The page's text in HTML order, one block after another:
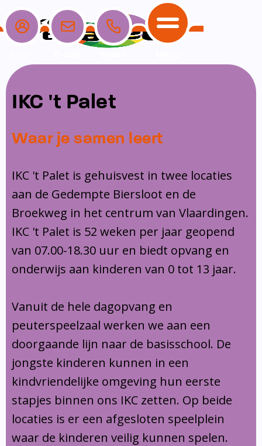
Home
School
Ons team
Schoolgids
Leerlingenzorg
Privacy
Vakanties en lesvrije dagen
Ouders
Ouders
Overblijf
Ouderraad
Medezeggenschapsraad
Klachtenregeling
Opvang
Opvang
Peuterspeelzaal
Buitenschoolse opvang
Communicatie
Communicatie
Contact
IKC 't Palet
Waar je samen leert
IKC 't Palet is gehuisvest in twee locaties
aan de Gedempte Biersloot en de
Broekweg in het centrum van Vlaardingen.
IKC 't Palet is 52 weken per jaar geopend
van 07.00-18.30 uur en biedt opvang en
onderwijs aan kinderen van 0 tot 13 jaar.
Vanuit de hele dagopvang en
peuterspeelzaal werken we aan een
doorgaande lijn naar de basisschool. De
jongste kinderen kunnen in een
kindvriendelijke omgeving hun eerste
stapjes binnen ons IKC zetten. Op beide
locaties is er een afgesloten speelplein
waar de kinderen veilig kunnen spelen.